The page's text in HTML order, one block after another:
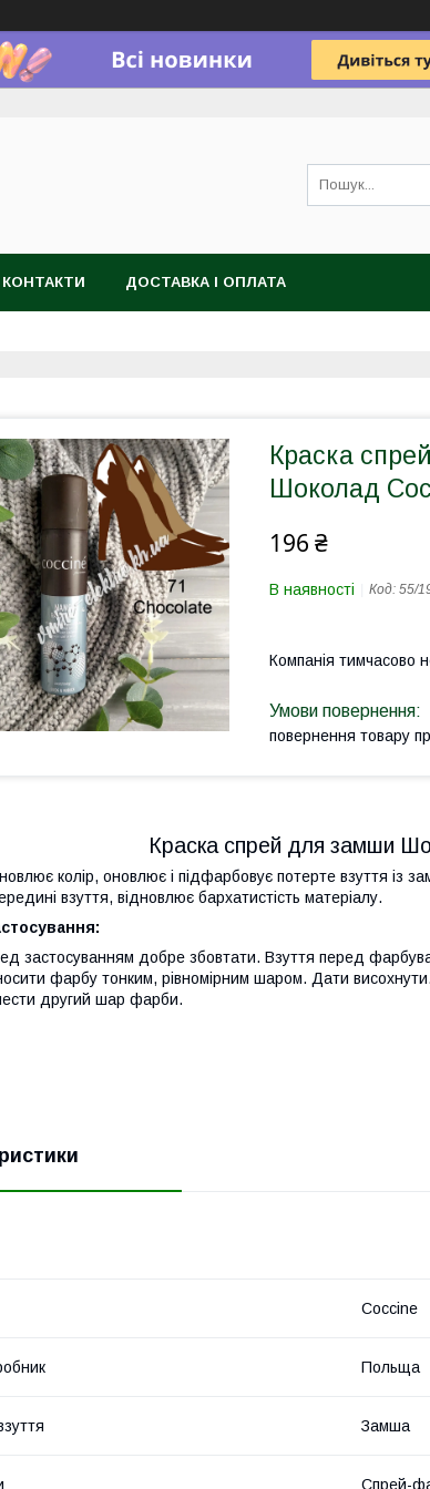
КОНТАКТИ ДОСТАВКА І ОПЛАТА
Краска
Шоколад
196 ₴
В наявності Код: 55/
Компанія тимчасово
повернення товару
Краска спрей для замши
колір, оновлює і підфарбовує потерте взуття із
взуття, відновлює бархатистість матеріалу.
застосуванням добре збовтати. Взуття перед
фарбу тонким, рівномірним шаром. Дати
другий шар фарби.
Coccine
Польща
Замша
Спрей-